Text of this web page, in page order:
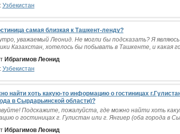
Узбекистан
самая близкая к Ташкент-ленду?
уважаемый Леонид. Не могли бы подсказать? Я
Казахстан, хотелось бы побывать в Ташкенте, и какая
Ибрагимов Леонид
Узбекистан
найти хоть какую-то информацию о гостиницах
в Сырдарьинской области)?
Подскажите, пожалуйста, где можно найти хоть
о гостиницах г. Гулистан или г. Янгиер (оба города в
Ибрагимов Леонид